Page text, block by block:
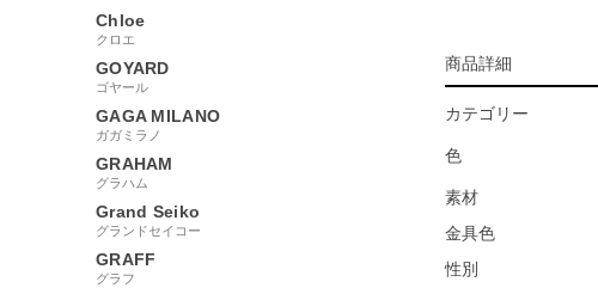
Chloe
クロエ
GOYARD
ゴヤール
GAGA MILANO
ガガミラノ
GRAHAM
グラハム
Grand Seiko
グランドセイコー
GRAFF
グラフ
商品詳細
カテゴリー
色
素材
金具色
性別